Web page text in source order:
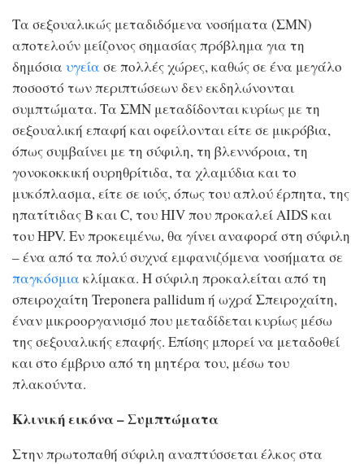
Τα σεξουαλικώς μεταδιδόμενα νοσήματα (ΣΜΝ)
αποτελούν μείζονος σημασίας πρόβλημα για τη
δημόσια υγεία σε πολλές χώρες, καθώς σε ένα μεγάλο
ποσοστό των περιπτώσεων δεν εκδηλώνονται
συμπτώματα. Τα ΣΜΝ μεταδίδονται κυρίως με τη
σεξουαλική επαφή και οφείλονται είτε σε μικρόβια,
όπως συμβαίνει με τη σύφιλη, τη βλεννόροια, τη
γονοκοκκική ουρηθρίτιδα, τα χλαμύδια και το
μυκόπλασμα, είτε σε ιούς, όπως του απλού έρπητα, της
ηπατίτιδας Β και C, του HIV που προκαλεί AIDS και
του HPV. Εν προκειμένω, θα γίνει αναφορά στη σύφιλη
– ένα από τα πολύ συχνά εμφανιζόμενα νοσήματα σε
παγκόσμια κλίμακα. Η σύφιλη προκαλείται από τη
σπειροχαίτη Treponera pallidum ή ωχρά Σπειροχαίτη,
έναν μικροοργανισμό που μεταδίδεται κυρίως μέσω
της σεξουαλικής επαφής. Επίσης μπορεί να μεταδοθεί
και στο έμβρυο από τη μητέρα του, μέσω του
πλακούντα.
Κλινική εικόνα – Συμπτώματα
Στην πρωτοπαθή σύφιλη αναπτύσσεται έλκος στα